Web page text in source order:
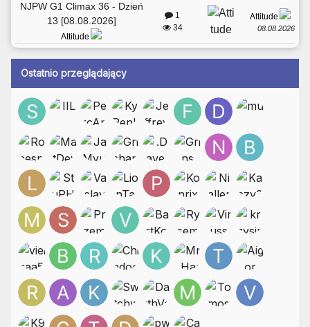
NJPW G1 Climax 36 - Dzień
13 [08.08.2026]
Attitude
1
34
Attitude
08.08.2026
Ostatnio przeglądający